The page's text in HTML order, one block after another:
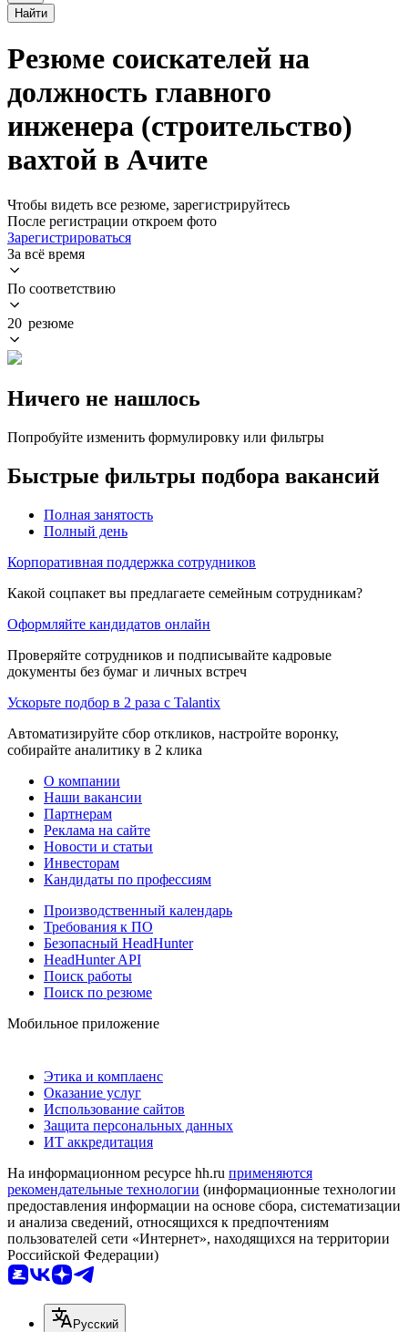
Найти
Резюме соискателей на
должность главного
инженера (строительство)
вахтой в Ачите
Чтобы видеть все резюме, зарегистрируйтесь
После регистрации откроем фото
Зарегистрироваться
За всё время
По соответствию
20 резюме
Ничего не нашлось
Попробуйте изменить формулировку или фильтры
Быстрые фильтры подбора вакансий
Полная занятость
Полный день
Корпоративная поддержка сотрудников
Какой соцпакет вы предлагаете семейным сотрудникам?
Оформляйте кандидатов онлайн
Проверяйте сотрудников и подписывайте кадровые
документы без бумаг и личных встреч
Ускорьте подбор в 2 раза с Talantix
Автоматизируйте сбор откликов, настройте воронку,
собирайте аналитику в 2 клика
О компании
Наши вакансии
Партнерам
Реклама на сайте
Новости и статьи
Инвесторам
Кандидаты по профессиям
Производственный календарь
Требования к ПО
Безопасный HeadHunter
HeadHunter API
Поиск работы
Поиск по резюме
Мобильное приложение
Этика и комплаенс
Оказание услуг
Использование сайтов
Защита персональных данных
ИТ аккредитация
На информационном ресурсе hh.ru применяются
рекомендательные технологии (информационные технологии
предоставления информации на основе сбора, систематизации
и анализа сведений, относящихся к предпочтениям
пользователей сети «Интернет», находящихся на территории
Российской Федерации)
Русский